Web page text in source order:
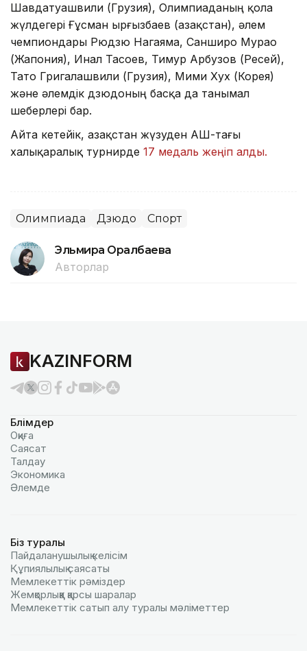
Шавдатуашвили (Грузия), Олимпиаданың қола
жүлдегері Ғұсман Қырғызбаев (Қазақстан), әлем
чемпиондары Рюдзю Нагаяма, Санширо Мурао
(Жапония), Инал Тасоев, Тимур Арбузов (Ресей),
Тато Григалашвили (Грузия), Мими Хух (Корея)
және әлемдік дзюдоның басқа да танымал
шеберлері бар.
Айта кетейік, Қазақстан жүзуден АҚШ-тағы
халықаралық турнирде 17 медаль жеңіп алды.
Олимпиада Дзюдо Спорт
Эльмира Оралбаева
Авторлар
KAZINFORM
Бөлімдер
Оқиға
Саясат
Талдау
Экономика
Әлемде
Біз туралы
Пайдаланушылық келiciм
Құпиялылық саясаты
Мемлекеттік рәміздер
Жемқорлыққа қарсы шаралар
Мемлекеттік сатып алу туралы мәлiметтер